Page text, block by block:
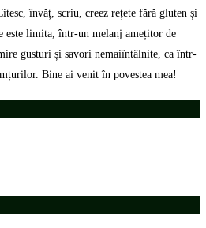
învăț, scriu, creez rețete fără gluten și
este limita, într-un melanj amețitor de
gusturi și savori nemaiîntâlnite, ca într-
Bine ai venit în povestea mea!